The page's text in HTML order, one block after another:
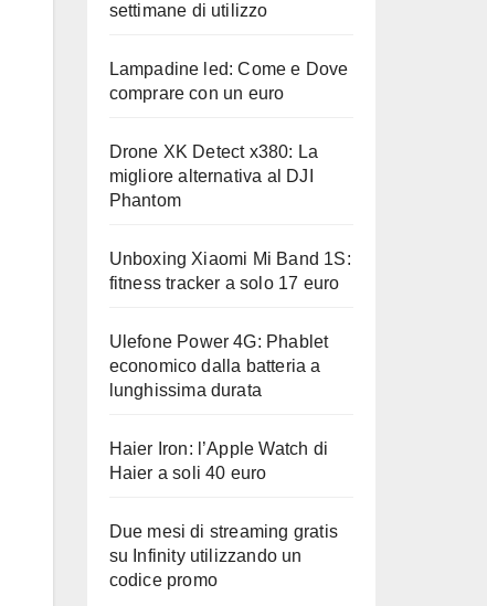
settimane di utilizzo
Lampadine led: Come e Dove
comprare con un euro
Drone XK Detect x380: La
migliore alternativa al DJI
Phantom
Unboxing Xiaomi Mi Band 1S:
fitness tracker a solo 17 euro
Ulefone Power 4G: Phablet
economico dalla batteria a
lunghissima durata
Haier Iron: l’Apple Watch di
Haier a soli 40 euro
Due mesi di streaming gratis
su Infinity utilizzando un
codice promo